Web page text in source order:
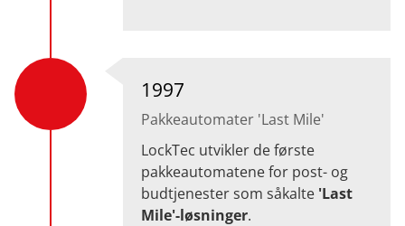
1997
Pakkeautomater 'Last Mile'
LockTec utvikler de første
pakkeautomatene for post- og
budtjenester som såkalte 'Last
Mile'-løsninger.